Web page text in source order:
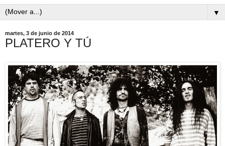
▼
martes, 3 de junio de 2014
PLATERO Y TÚ